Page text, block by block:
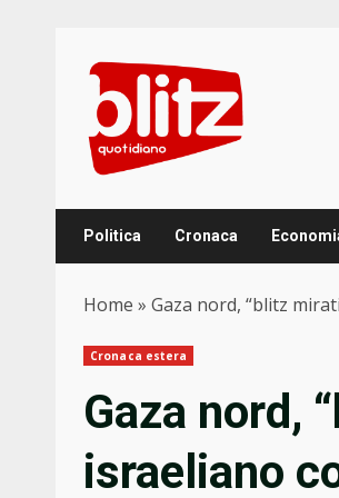
content
Politica Cronaca
Home » Gaza nord, “blitz
Cronaca estera
Gaza nord,
israeliano